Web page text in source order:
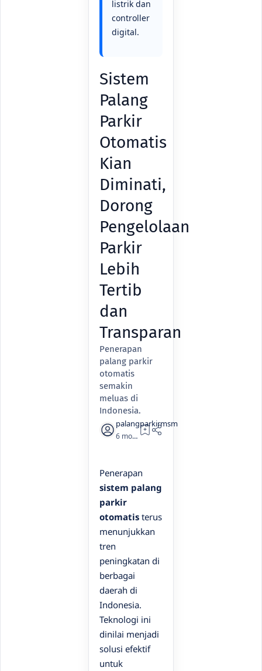
listrik dan
controller
digital.
Sistem
Palang
Parkir
Otomatis
Kian
Diminati,
Dorong
Pengelolaan
Parkir
Lebih
Tertib
dan
Transparan
Penerapan
palang parkir
otomatis
semakin
meluas di
Indonesia.
6 months ago
Penerapan
sistem palang
parkir
otomatis terus
menunjukkan
tren
peningkatan di
berbagai
daerah di
Indonesia.
Teknologi ini
dinilai menjadi
solusi efektif
untuk